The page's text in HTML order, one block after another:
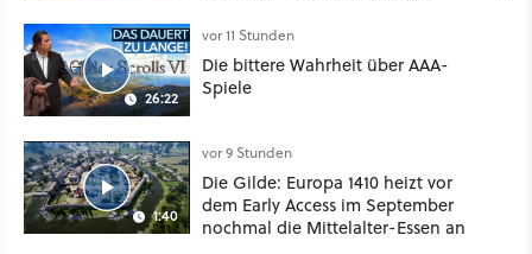
26:22
vor 11 Stunden
Die bittere Wahrheit über AAA-
Spiele
1:40
vor 9 Stunden
Die Gilde: Europa 1410 heizt vor
dem Early Access im September
nochmal die Mittelalter-Essen an